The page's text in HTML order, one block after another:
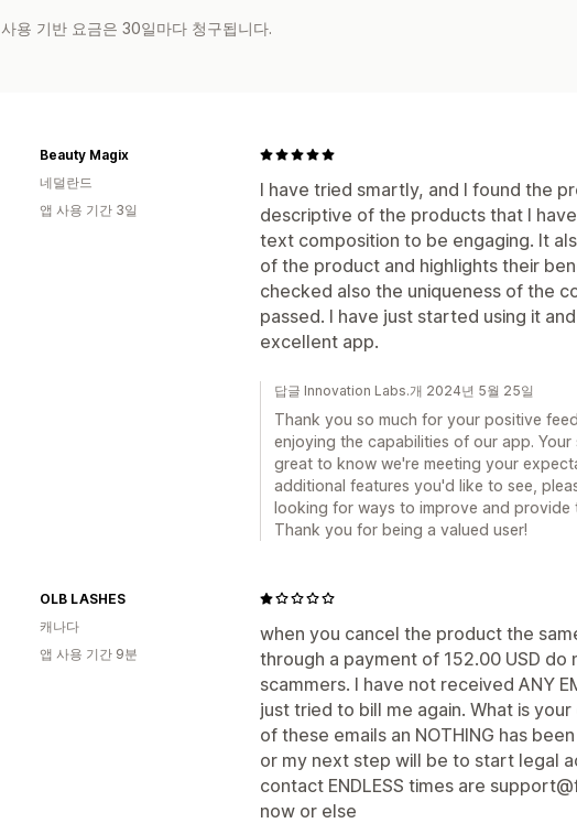
용 기반 요금은 30일마다 청구됩니다.
I have tried smartly, and I found the
descriptive of the products that I
text composition to be engaging. It
of the product and highlights their
checked also the uniqueness of the
passed. I have just started using it
excellent app.
Beauty Magix
네덜란드
앱 사용 기간 3일
답글 Innovation Labs.개 2024년 5월 25일
Thank you so much for your positive
enjoying the capabilities of our app.
great to know we're meeting your
additional features you'd like to see,
looking for ways to improve and provide
Thank you for being a valued user!
when you cancel the product the
through a payment of 152.00 USD
scammers. I have not received ANY
just tried to bill me again. What is
of these emails an NOTHING has
or my next step will be to start legal
contact ENDLESS times are
now or else
OLB LASHES
캐나다
앱 사용 기간 9분